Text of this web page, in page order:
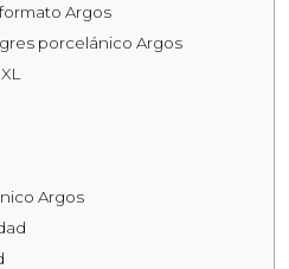
Argos
porcelánico Argos
Argos